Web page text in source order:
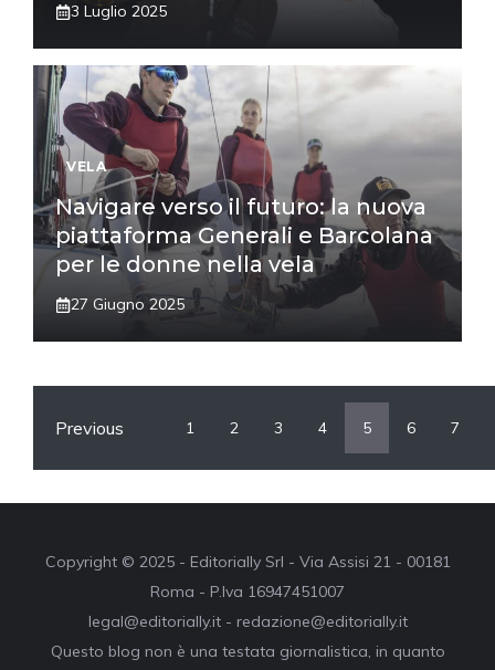
3 Luglio 2025
VELA
Navigare verso il futuro: la nuova
piattaforma Generali e Barcolana
per le donne nella vela
27 Giugno 2025
Previous 1 2 3 4 5 6 7
Copyright © 2025 - Editorially Srl - Via Assisi 21 - 00181
Roma - P.Iva 16947451007
legal@editorially.it - redazione@editorially.it
Questo blog non è una testata giornalistica, in quanto